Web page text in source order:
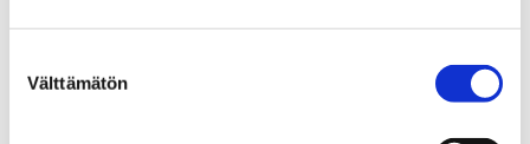
valinta
Välttämätön